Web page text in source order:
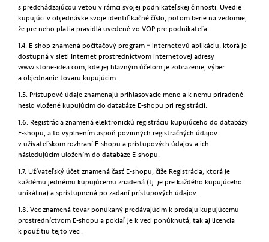
s predchádzajúcou vetou v rámci svojej podnikateľskej činnosti. Uvedie
kupujúci v objednávke svoje identifikačné číslo, potom berie na vedomie,
že pre neho platia pravidlá uvedené vo VOP pre podnikateľa.
1.4. E-shop znamená počítačový program – internetovú aplikáciu, ktorá je
dostupná v sieti Internet prostredníctvom internetovej adresy
www.stone-idea.com, kde jej hlavným účelom je zobrazenie, výber
a objednanie tovaru kupujúcim.
1.5. Prístupové údaje znamenajú prihlasovacie meno a k nemu priradené
heslo vložené kupujúcim do databáze E-shopu pri registrácii.
1.6. Registrácia znamená elektronickú registráciu kupujúceho do databázy
E-shopu, a to vyplnením aspoň povinných registračných údajov
v užívateľskom rozhraní E-shopu a prístupových údajov a ich
následujúcim uložením do databáze E-shopu.
1.7. Užívateľský účet znamená časť E-shopu, čiže Registrácia, ktorá je
každému jednému kupujúcemu zriadená (tj. je pre každého kupujúceho
unikátna) a sprístupnená po zadaní prístupových údajov.
1.8. Vec znamená tovar ponúkaný predávajúcim k predaju kupujúcemu
prostredníctvom E-shopu a pokiaľ je k veci ponúknutá, tak aj licencia
k použitiu tejto veci.